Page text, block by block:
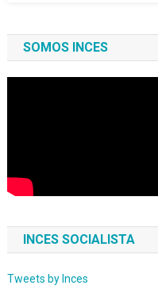
SOMOS INCES
INCES SOCIALISTA
Tweets by Inces